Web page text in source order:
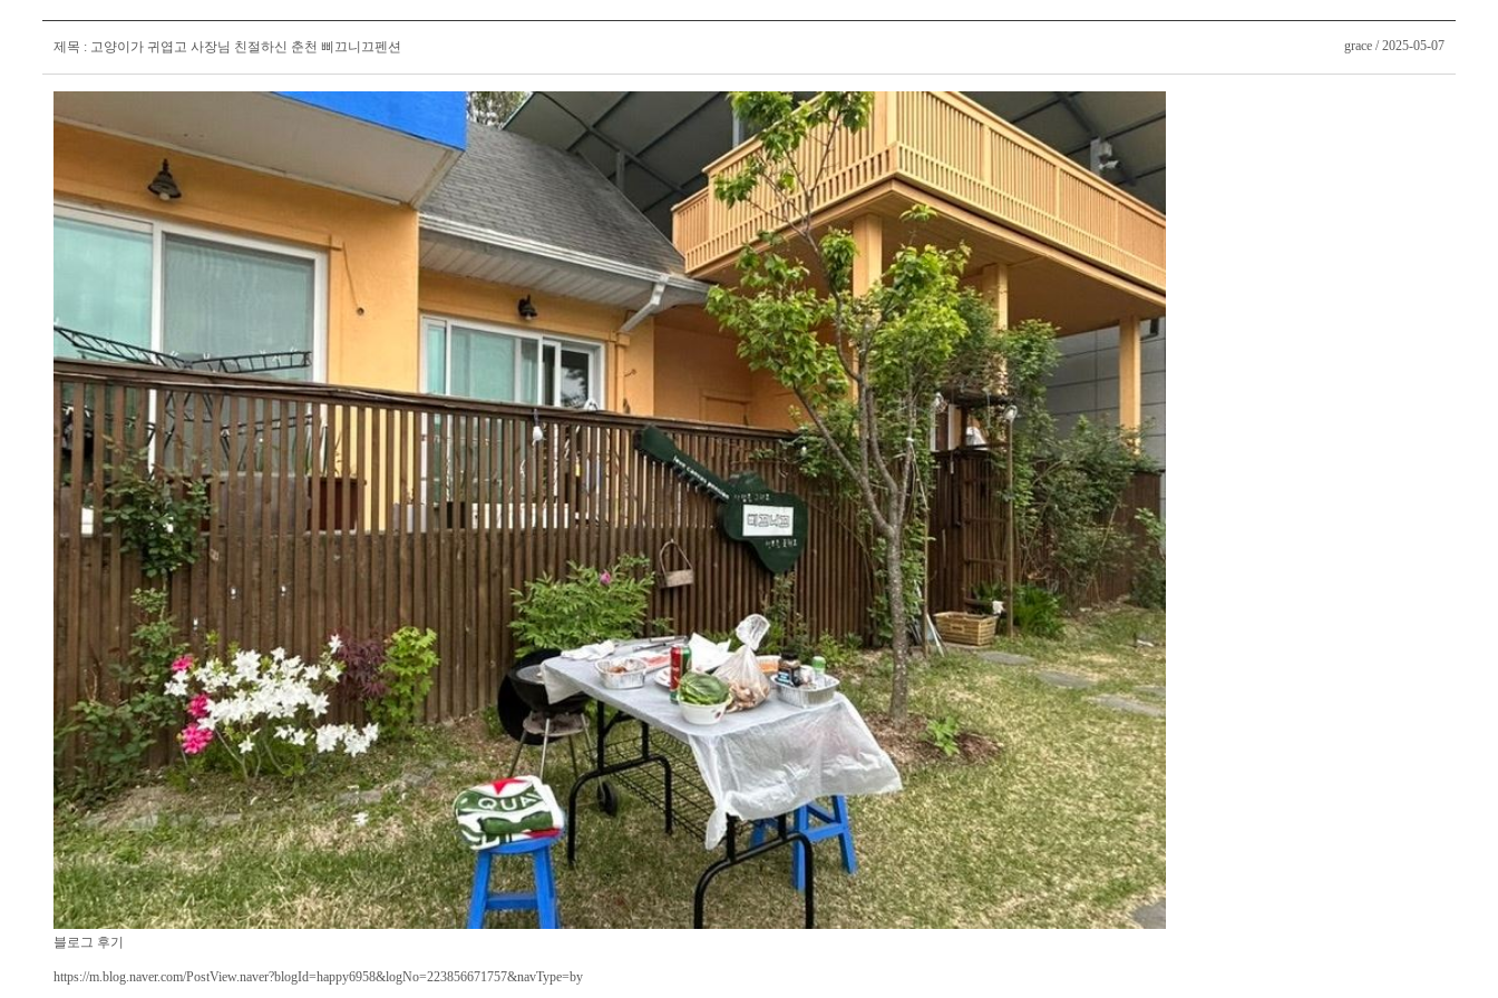
제목 : 고양이가 귀엽고 사장님 친절하신 춘천 삐끄니끄펜션 grace / 2025-05-07
블로그 후기
https://m.blog.naver.com/PostView.naver?blogId=happy6958&logNo=223856671757&navType=by